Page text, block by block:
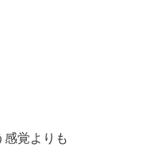
感覚よりも